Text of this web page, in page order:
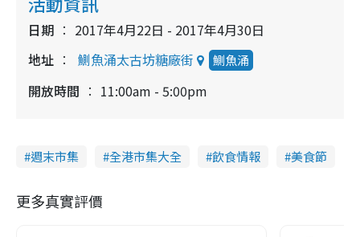
日期
2017年4月22日 - 2017年4月30日
地址
鰂魚涌太古坊糖廠街 鰂魚涌
開放時間 11:00am - 5:00pm
週末市集 全港市集大全 飲食情報 美食節
更多真實評價